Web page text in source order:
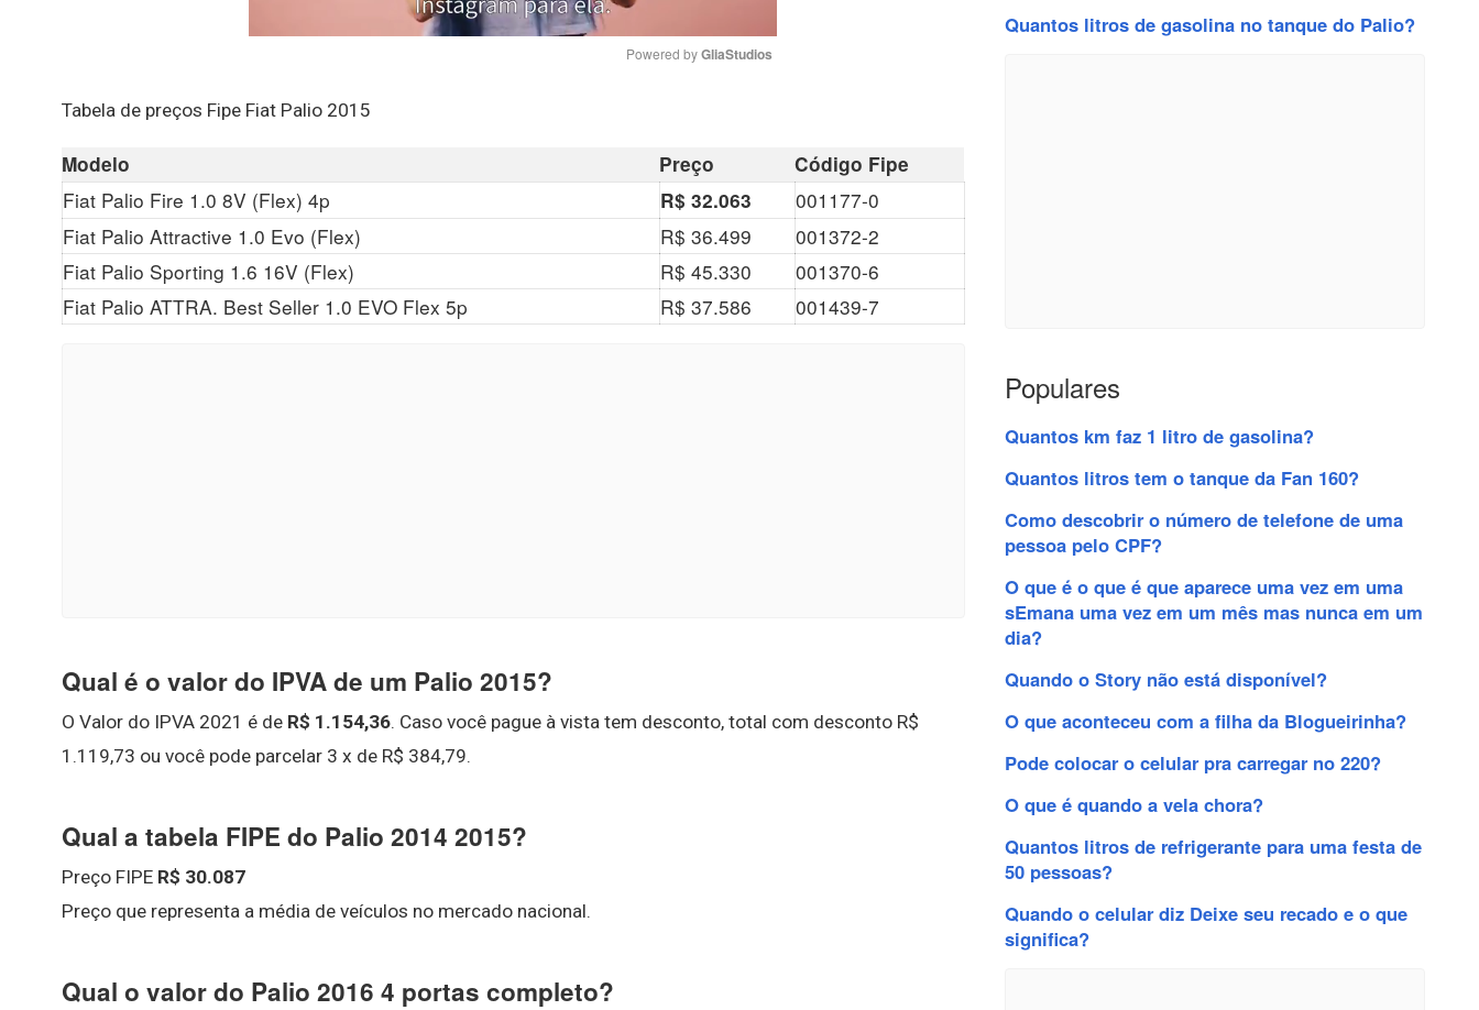
Powered by GliaStudios
Tabela de preços Fipe Fiat Palio 2015
Modelo Preço Código Fipe
Fiat Palio Fire 1.0 8V (Flex) 4p R$ 32.063
001177-0
Fiat Palio Attractive 1.0 Evo (Flex)
R$ 36.499
001372-2
Fiat Palio Sporting 1.6 16V (Flex)
R$ 45.330
001370-6
Fiat Palio ATTRA. Best Seller 1.0 EVO Flex 5p
R$ 37.586 001439-7
Qual é o valor do IPVA de um Palio 2015?
O Valor do IPVA 2021 é de R$ 1.154,36. Caso você pague à vista tem desconto, total com desconto R$
1.119,73 ou você pode parcelar 3 x de R$ 384,79.
Qual a tabela FIPE do Palio 2014 2015?
Preço FIPE R$ 30.087
Preço que representa a média de veículos no mercado nacional.
Qual o valor do Palio 2016 4 portas completo?
Quantos litros de gasolina no tanque do Palio?
Populares
Quantos km faz 1 litro de gasolina?
Quantos litros tem o tanque da Fan 160?
Como descobrir o número de telefone de uma
pessoa pelo CPF?
O que é o que é que aparece uma vez em uma
sEmana uma vez em um mês mas nunca em um
dia?
Quando o Story não está disponível?
O que aconteceu com a filha da Blogueirinha?
Pode colocar o celular pra carregar no 220?
O que é quando a vela chora?
Quantos litros de refrigerante para uma festa de
50 pessoas?
Quando o celular diz Deixe seu recado e o que
significa?